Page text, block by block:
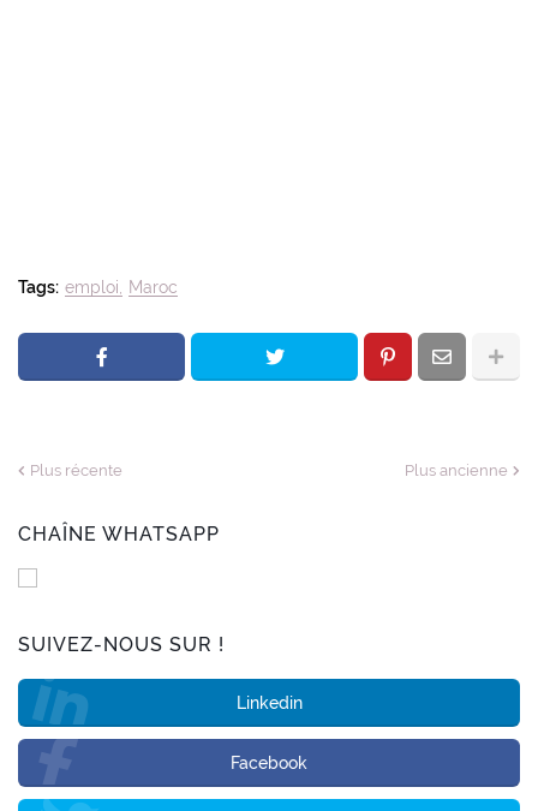
Tags: emploi Maroc
Plus récente Plus ancienne
CHAÎNE WHATSAPP
SUIVEZ-NOUS SUR !
Linkedin
Facebook